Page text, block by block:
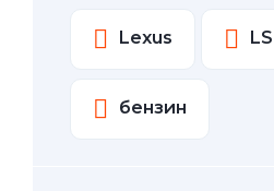
Lexus LS
бензин